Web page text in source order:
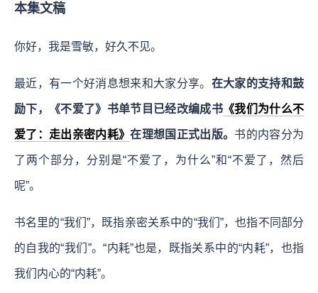
本集文稿
你好，我是雪敏，好久不见。
最近，有一个好消息想来和大家分享。 在大家的支持和鼓
励下，《不爱了》书单节目已经改编成书 《我们为什么不
爱了：走出亲密内耗》在理想国正式出版。 书的内容分为
了两个部分，分别是“不爱了，为什么”和“不爱了，然后
呢”。
书名里的“我们”，既指亲密关系中的“我们”，也指不同部分
的自我的“我们”。“内耗”也是，既指关系中的“内耗”，也指
我们内心的“内耗”。